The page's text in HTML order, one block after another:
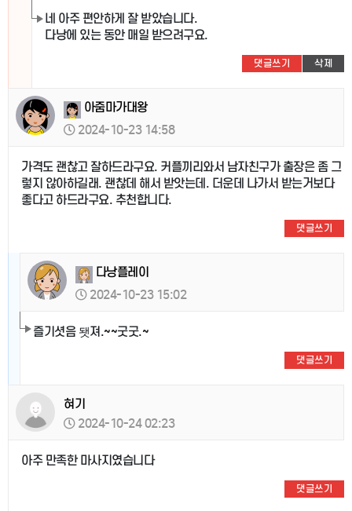
네 아주 편안하게 잘 받았습니다.
다낭에 있는 동안 매일 받으려구요.
댓글쓰기 삭제
아줌마가대왕
2024-10-23 14:58
가격도 괜찮고 잘하드라구요. 커플끼리와서 남자친구가 출장은 좀 그
렇지 않아하길래. 괜찮데 해서 받앗는데. 더운데 나가서 받는거보다
좋다고 하드라구요. 추천합니다.
댓글쓰기
다낭플레이
2024-10-23 15:02
즐기셧음 됏져.~~굿굿.~
댓글쓰기
혀기
2024-10-24 02:23
아주 만족한 마사지였습니다
댓글쓰기